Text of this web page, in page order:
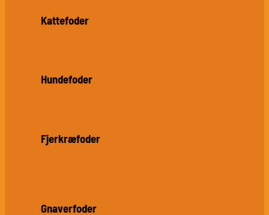
Kattefoder
Hundefoder
Fjerkræfoder
Gnaverfoder